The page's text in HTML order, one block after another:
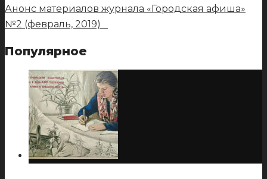
Анонс материалов журнала «Городская афиша»
№2 (февраль, 2019)
Популярное